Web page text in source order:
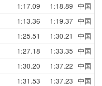
1:17.09 1:18.89 中国
1:13.36 1:19.37 中国
1:25.51 1:30.21 中国
1:27.18 1:33.35 中国
1:30.20 1:37.22 中国
1:31.53 1:37.23 中国